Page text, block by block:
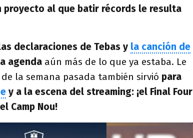
proyecto al que batir récords le resulta
declaraciones de Tebas y la canción de
agenda aún más de lo que ya estaba. Le
la semana pasada también sirvió para
y a la escena del streaming: ¡el Final Four
Camp Nou!